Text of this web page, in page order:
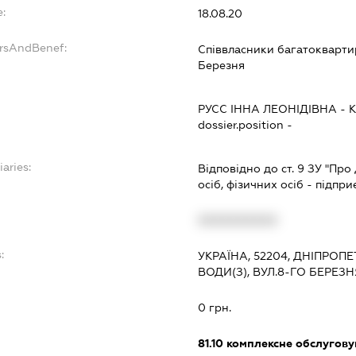
18.08.20
Співвласники
Березня
РУСС ІННА ЛЕОНІДІВНА -
dossier.position -
Відповідно до ст. 9 ЗУ
осіб, фізичних осіб -
УКРАЇНА, 52204,
ВОДИ(З), ВУЛ.8-ГО
0 грн.
81.10 комплексне